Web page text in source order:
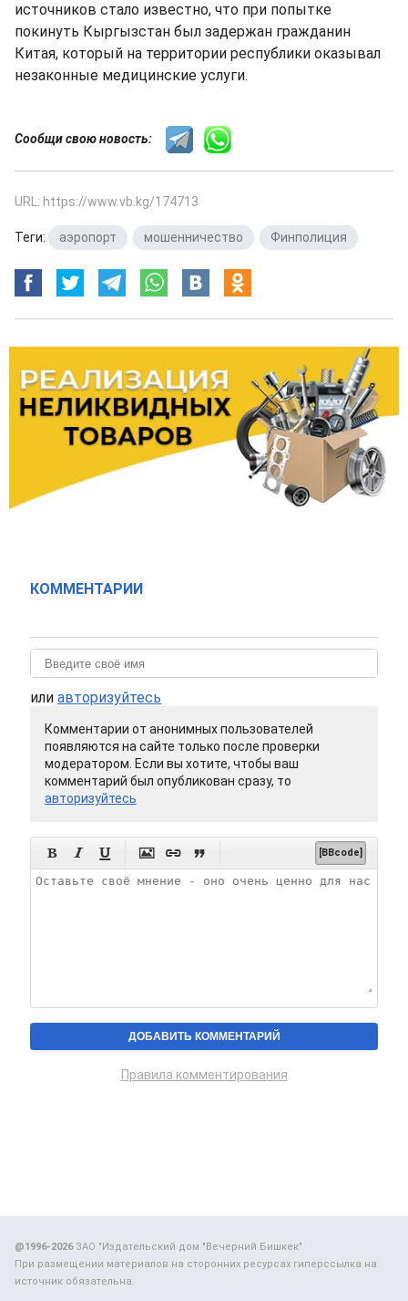
источников стало известно, что при попытке
покинуть Кыргызстан был задержан гражданин
Китая, который на территории республики оказывал
незаконные медицинские услуги.
Сообщи свою новость:
URL: https://www.vb.kg/174713
Теги: аэропорт мошенничество Финполиция
КОММЕНТАРИИ
или авторизуйтесь
Комментарии от анонимных пользователей
появляются на сайте только после проверки
модератором. Если вы хотите, чтобы ваш
комментарий был опубликован сразу, то
авторизуйтесь
      [BBcode]
Правила комментирования
@1996-2026ЗАО "Издательский дом "Вечерний Бишкек"
При размещении материалов на сторонних ресурсах гиперссылка на
источник обязательна.